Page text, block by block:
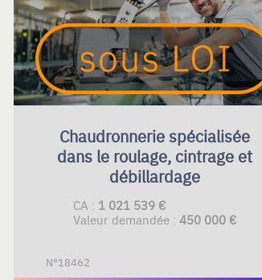
Chaudronnerie spécialisée
dans le roulage, cintrage et
débillardage
CA : 1 021 539 €
Valeur demandée : 450 000 €
N°18462